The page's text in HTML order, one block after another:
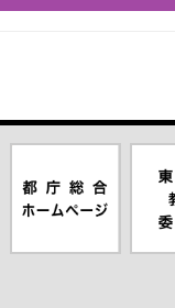
ムページ（別
ウインドウが
員会
ンド